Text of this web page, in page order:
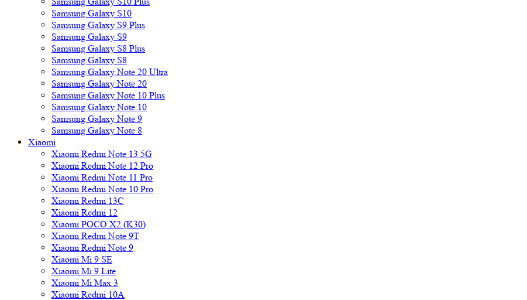
Samsung Galaxy S10
Samsung Galaxy S9 Plus
Samsung Galaxy S9
Samsung Galaxy S8 Plus
Samsung Galaxy S8
Samsung Galaxy Note 20 Ultra
Samsung Galaxy Note 20
Samsung Galaxy Note 10 Plus
Samsung Galaxy Note 10
Samsung Galaxy Note 9
Samsung Galaxy Note 8
Xiaomi
Xiaomi Redmi Note 13 5G
Xiaomi Redmi Note 12 Pro
Xiaomi Redmi Note 11 Pro
Xiaomi Redmi Note 10 Pro
Xiaomi Redmi 13C
Xiaomi Redmi 12
Xiaomi POCO X2 (K30)
Xiaomi Redmi Note 9T
Xiaomi Redmi Note 9
Xiaomi Mi 9 SE
Xiaomi Mi 9 Lite
Xiaomi Mi Max 3
Xiaomi Redmi 10A